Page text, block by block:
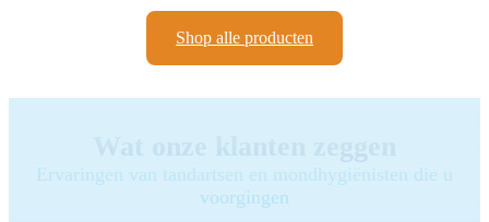
Shop alle producten
Ervaringen van tandartsen en mondhygiënisten die u
voorgingen